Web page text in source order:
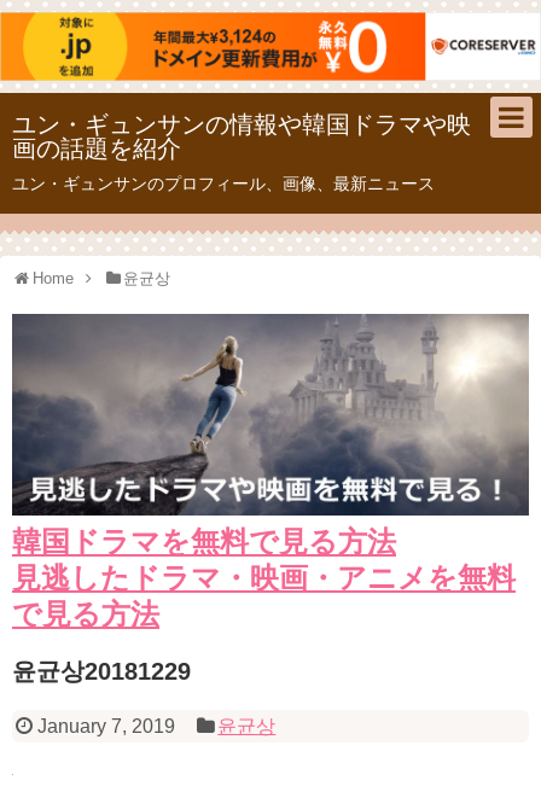
ユン・ギュンサンの情報や韓国ドラマや映
画の話題を紹介
ユン・ギュンサンのプロフィール、画像、最新ニュース
Home 윤균상
韓国ドラマを無料で見る方法
見逃したドラマ・映画・アニメを無料
で見る方法
윤균상20181229
January 7, 2019 윤균상